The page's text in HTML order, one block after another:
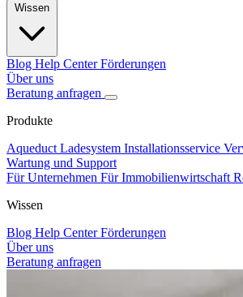
Blog Help CenterFörderungen
Über uns
Beratung anfragen
Produkte
Aqueduct Ladesystem Installationsservice
Wartung und Support
Für Unternehmen Für Immobilienwirtschaft
Wissen
Blog Help CenterFörderungen
Über uns
Beratung anfragen